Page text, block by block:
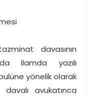
hepsi bir arada.
Ücretsiz Başlayın
davasının
ilamda yazılı
yönelik olarak
avukatınca